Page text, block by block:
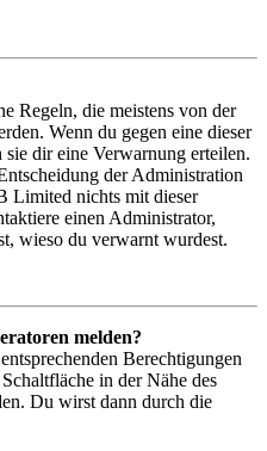
Regeln, die meistens von der
Wenn du gegen eine dieser
sie dir eine Verwarnung erteilen.
der Administration
Limited nichts mit dieser
einen Administrator,
wieso du verwarnt wurdest.
melden?
Berechtigungen
in der Nähe des
Du wirst dann durch die